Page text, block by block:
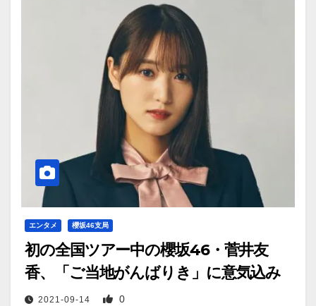
エンタメ 櫻坂46支局
初の全国ツアー中の櫻坂46・菅井友
香、「ご当地がんばりき」に意気込み
2021-09-14 0